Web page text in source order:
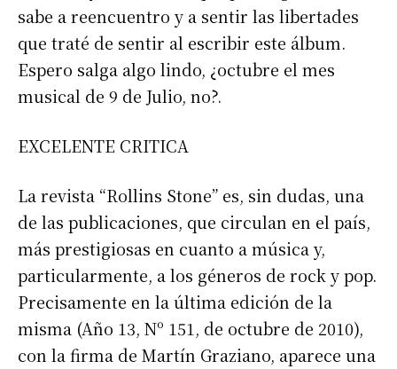
sabe a reencuentro y a sentir las libertades
que traté de sentir al escribir este álbum.
Espero salga algo lindo, ¿octubre el mes
musical de 9 de Julio, no?.
EXCELENTE CRITICA
La revista “Rollins Stone” es, sin dudas, una
de las publicaciones, que circulan en el país,
más prestigiosas en cuanto a música y,
particularmente, a los géneros de rock y pop.
Precisamente en la última edición de la
misma (Año 13, Nº 151, de octubre de 2010),
con la firma de Martín Graziano, aparece una